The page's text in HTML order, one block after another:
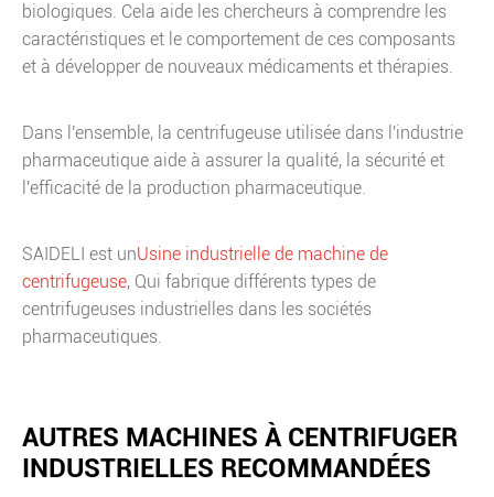
biologiques. Cela aide les chercheurs à comprendre les
caractéristiques et le comportement de ces composants
et à développer de nouveaux médicaments et thérapies.
Dans l'ensemble, la centrifugeuse utilisée dans l'industrie
pharmaceutique aide à assurer la qualité, la sécurité et
l'efficacité de la production pharmaceutique.
SAIDELI est unUsine industrielle de machine de
centrifugeuse, Qui fabrique différents types de
centrifugeuses industrielles dans les sociétés
pharmaceutiques.
AUTRES MACHINES À CENTRIFUGER
INDUSTRIELLES RECOMMANDÉES